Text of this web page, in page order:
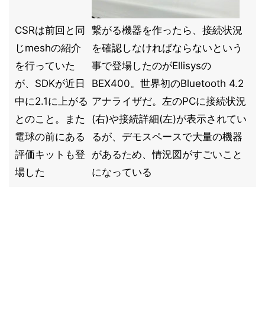
CSRは前回と同
じmeshの紹介
を行っていた
が、SDKが近日
中に2.1に上がる
とのこと。また
電球の前にある
評価キットも登
場した
繋がる機器を作ったら、接続状況
を確認しなければならないという
事で登場したのがEllisysの
BEX400。世界初のBluetooth 4.2
アナライザだ。左のPCに接続状況
(右)や接続詳細(左)が表示されてい
るが、デモスペースで大量の機器
があるため、情況図がすごいこと
になっている